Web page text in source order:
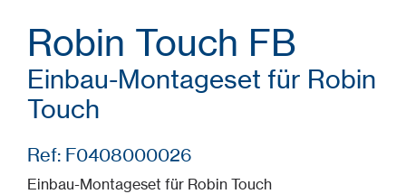
Robin Touch FB
Einbau-Montageset für Robin
Touch
Ref: F0408000026
Einbau-Montageset für Robin Touch